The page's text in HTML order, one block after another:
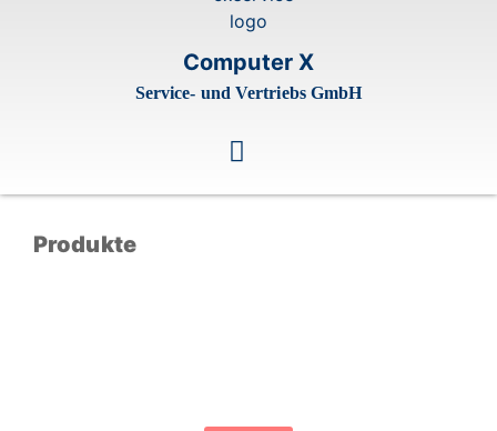
Computer X
Service- und Vertriebs GmbH
Produkte